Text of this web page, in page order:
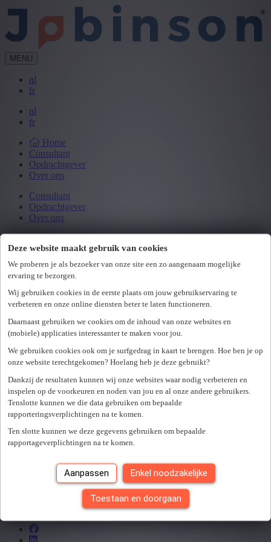
Deze website maakt gebruik van cookies
We proberen je als bezoeker van onze site een zo aangenaam mogelijke
ervaring te bezorgen.
Wij gebruiken cookies in de eerste plaats om jouw gebruikservaring te
verbeteren en onze online diensten beter te laten functioneren.
Daarnaast gebruiken we cookies om de inhoud van onze websites en
(mobiele) applicaties interessanter te maken voor jou.
We gebruiken cookies ook om je surfgedrag in kaart te brengen. Hoe ben je op
onze website terechtgekomen? Hoelang heb je deze gebruikt?
Dankzij de resultaten kunnen wij onze websites waar nodig verbeteren en
inspelen op de voorkeuren en noden van jou en al onze andere gebruikers.
Tenslotte kunnen we die data gebruiken om bepaalde
rapporteringsverplichtingen na te komen.
Ten slotte kunnen we deze gegevens gebruiken om bepaalde
rapportageverplichtingen na te komen.
Aanpassen Enkel noodzakelijke
Toestaan en doorgaan
MENU
nl
fr
nl
fr
Home
Consultant
Opdrachtgever
Over ons
Consultant
Opdrachtgever
Over ons
Start mijn jobavontuur!
Oeps.. er ging iets mis
Er is een fout opgetreden op deze pagina... onze excuses hiervoor.
We raden je aan om onze website verder te bezoeken via
onderstaande link.
TERUG NAAR DE HOMEPAGE
Kandidaat
Vakgebieden
Werkgever
Ons team
Spontaan solliciteren